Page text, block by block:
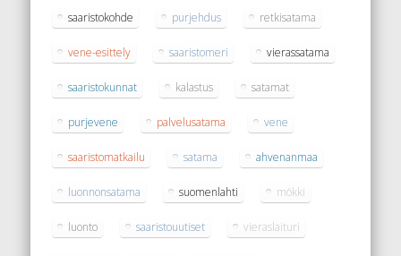
saaristokohde purjehdus retkisatama
vene-esittely saaristomeri vierassatama
saaristokunnat kalastus satamat
purjevene palvelusatama vene
saaristomatkailu satama ahvenanmaa
luonnonsatama suomenlahti mökki
luonto saaristouutiset vieraslaituri